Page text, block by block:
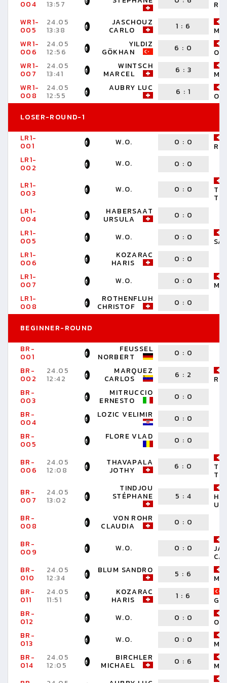
004 13:57
WR1-
005
24.05
13:38
JASCHOUZ
CARLO 1 : 6
WR1-
006
24.05
12:56
YILDIZ
GÖKHAN 6 : 0
WR1-
007
24.05
13:41
WINTSCH
MARCEL 6 : 3
WR1-
008
24.05
12:55
AUBRY LUC 6 :1
LOSER-ROUND-1
LR1-
001 W.O. 0 : 0
LR1-
002 W.O. 0 : 0
LR1-
003 W.O. 0 : 0
LR1-
004
HABERSAAT
URSULA 0 : 0
LR1-
005 W.O. 0 : 0
LR1-
006
KOZARAC
HARIS 0 : 0
LR1-
007 W.O. 0 : 0
LR1-
008
ROTHENFLUH
CHRISTOF 0 : 0
BEGINNER-ROUND
BR-
001
FEUSSEL
NORBERT 0 : 0
BR-
002
24.05
12:42
MARQUEZ
CARLOS 6 : 2
BR-
003
MITRUCCIO
ERNESTO 0 : 0
BR-
004
LOZIC VELIMIR 0 : 0
BR-
005
FLORE VLAD 0 : 0
BR-
006
24.05
12:08
THAVAPALA
JOTHY 6 : 0
BR-
007
24.05
13:02
TINDJOU
STÉPHANE 5 : 4
BR-
008
VON ROHR
CLAUDIA 0 : 0
BR-
009 W.O. 0 : 0
BR-
010
24.05
12:34
BLUM SANDRO 5 : 6
BR-
011
24.05
11:51
KOZARAC
HARIS 1 : 6
BR-
012 W.O. 0 : 0
BR-
013 W.O. 0 : 0
BR-
014
24.05
12:05
BIRCHLER
MICHAEL 0 : 6